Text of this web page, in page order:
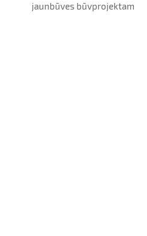
jaunbūves būvprojektam